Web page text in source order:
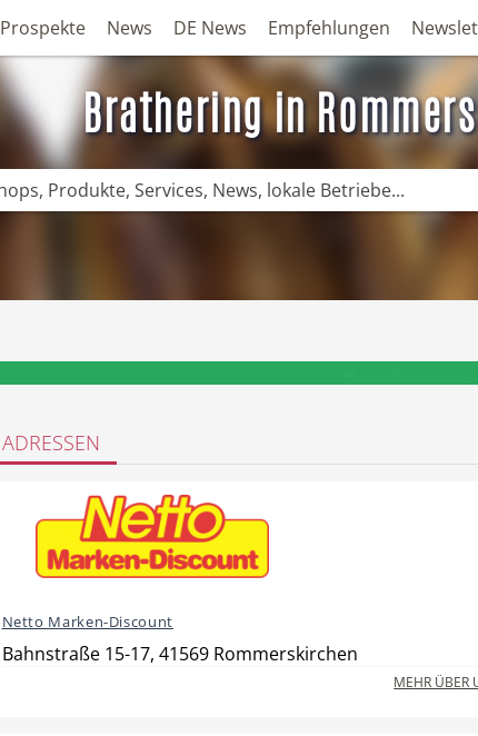
Prospekte News DE News Empfehlungen
Brathering in
ADRESSEN
Netto Marken-Discount
Bahnstraße 15-17, 41569 Rommerskirchen
MEHR ÜBER